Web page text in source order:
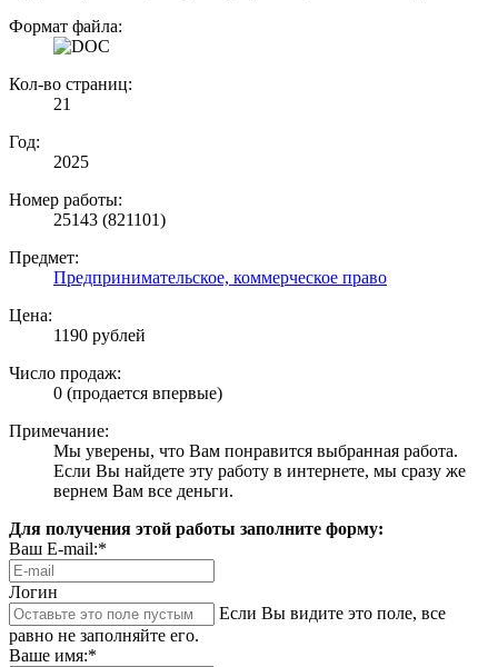
Формат файла:
Кол-во страниц:
21
Год:
2025
Номер работы:
25143 (821101)
Предмет:
Предпринимательское, коммерческое право
Цена:
1190 рублей
Число продаж:
0 (продается впервые)
Примечание:
Мы уверены, что Вам понравится выбранная работа.
Если Вы найдете эту работу в интернете, мы сразу же
вернем Вам все деньги.
Для получения этой работы заполните форму:
Ваш E-mail:*
Логин
Если Вы видите это поле, все
равно не заполняйте его.
Ваше имя:*